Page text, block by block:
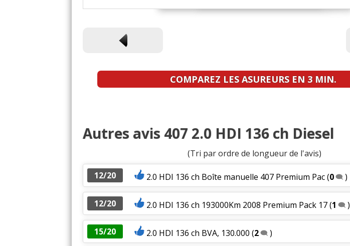
COMPAREZ LES ASUREURS EN 3 MIN.
Autres avis 407 2.0 HDI 136 ch Diesel
(Tri par ordre de longueur de l'avis)
12/20
2.0 HDI 136 ch Boîte manuelle 407 Premium Pac(0 )
12/20 2.0 HDI 136 ch 193000Km 2008 Premium Pack 17(1 )
15/20 2.0 HDI 136 ch BVA, 130.000 (2 )